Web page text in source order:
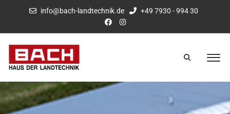
info@bach-landtechnik.de +49 7930 - 994 30